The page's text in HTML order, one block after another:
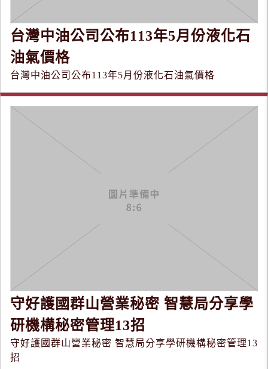
台灣中油公司公布113年5月份液化石
油氣價格
台灣中油公司公布113年5月份液化石油氣價格
守好護國群山營業秘密 智慧局分享學
研機構秘密管理13招
守好護國群山營業秘密 智慧局分享學研機構秘密管理13
招